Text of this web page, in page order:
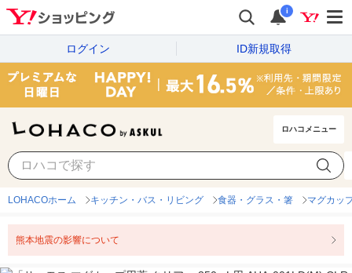
i
ログイン ID新規取得
ロハコメニュー
LOHACOホーム キッチン・バス・リビング 食器・グラス・箸 マグカッ
熊本地震の影響について